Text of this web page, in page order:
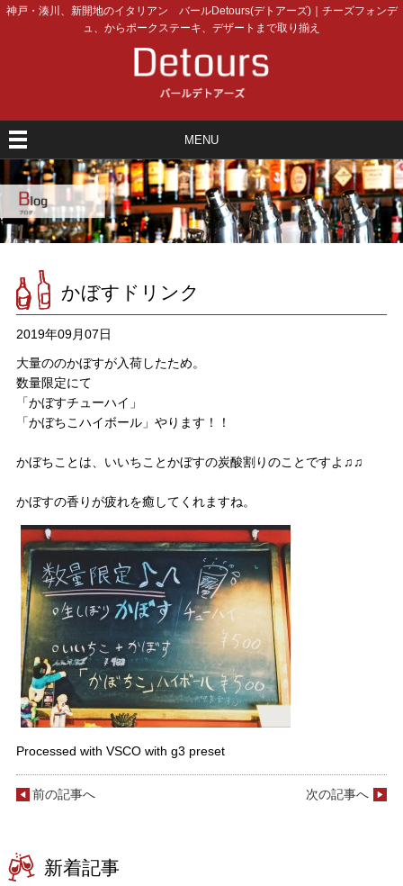
神戸・湊川、新開地のイタリアン バールDetours(デトアーズ)｜チーズフォンデ
ュ、からポークステーキ、デザートまで取り揃え
MENU
かぼすドリンク
2019年09月07日
大量ののかぼすが入荷したため。
数量限定にて
「かぼすチューハイ」
「かぼちこハイボール」やります！！
かぼちことは、いいちことかぼすの炭酸割りのことですよ♫♫
かぼすの香りが疲れを癒してくれますね。
Processed with VSCO with g3 preset
前の記事へ 次の記事へ
新着記事